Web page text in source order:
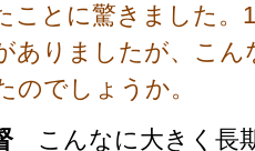
ことに驚きました。
ありましたが、こ
のでしょうか。
こんなに大きく長